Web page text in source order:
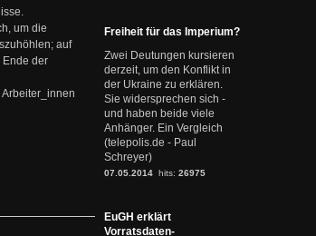
um die
auf
Ende der
Freiheit für das Imperium?
Zwei Deutungen kursieren
derzeit, um den Konflikt in
der Ukraine zu erklären.
Sie widersprechen sich -
und haben beide viele
Anhänger. Ein Vergleich
(telepolis.de - Paul
Schreyer)
07.05.2014 hits: 26975
EuGH erklärt
Vorratsdaten-